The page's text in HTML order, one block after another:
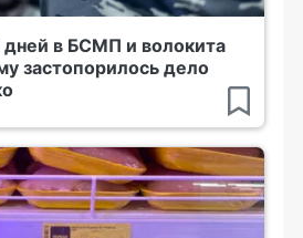
в БСМП и волокита
застопорилось дело